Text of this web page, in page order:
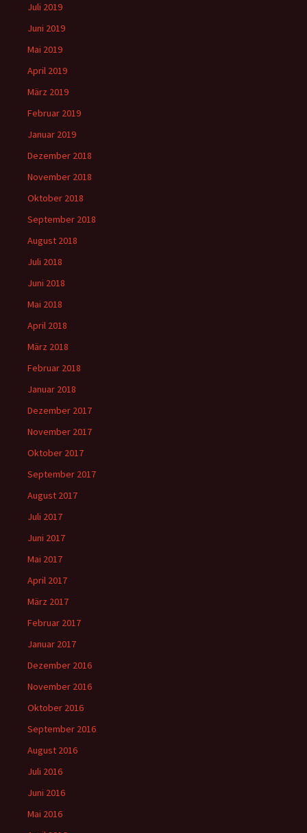
Juli 2019
Juni 2019
Mai 2019
April 2019
März 2019
Februar 2019
Januar 2019
Dezember 2018
November 2018
Oktober 2018
September 2018
August 2018
Juli 2018
Juni 2018
Mai 2018
April 2018
März 2018
Februar 2018
Januar 2018
Dezember 2017
November 2017
Oktober 2017
September 2017
August 2017
Juli 2017
Juni 2017
Mai 2017
April 2017
März 2017
Februar 2017
Januar 2017
Dezember 2016
November 2016
Oktober 2016
September 2016
August 2016
Juli 2016
Juni 2016
Mai 2016